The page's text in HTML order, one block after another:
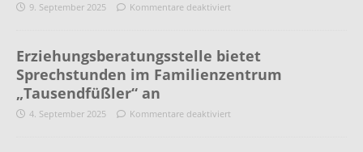
9. September 2025 Kommentare deaktiviert
Erziehungsberatungsstelle bietet
Sprechstunden im Familienzentrum
„Tausendfüßler“ an
4. September 2025 Kommentare deaktiviert